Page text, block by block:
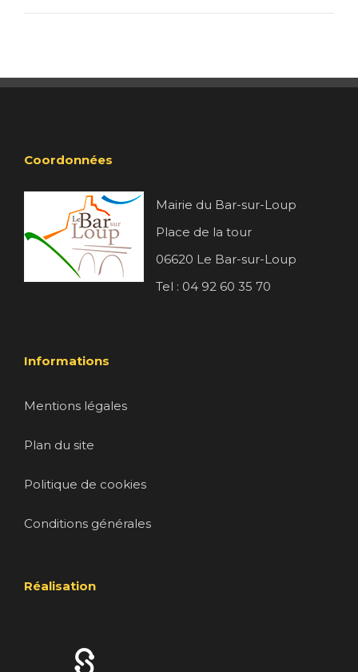
Coordonnées
Mairie du Bar-sur-Loup
Place de la tour
06620 Le Bar-sur-Loup
Tel : 04 92 60 35 70
Informations
Mentions légales
Plan du site
Politique de cookies
Conditions générales
Réalisation